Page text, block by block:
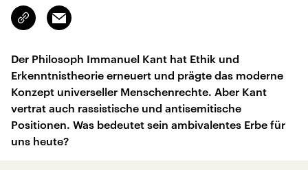
Link
kopieren/teilen
Email
Der Philosoph Immanuel Kant hat Ethik und
Erkenntnistheorie erneuert und prägte das moderne
Konzept universeller Menschenrechte. Aber Kant
vertrat auch rassistische und antisemitische
Positionen. Was bedeutet sein ambivalentes Erbe für
uns heute?